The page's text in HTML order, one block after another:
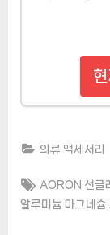
의류 액세서리
Tags:
AORON 선글
알루미늄 마그네슘